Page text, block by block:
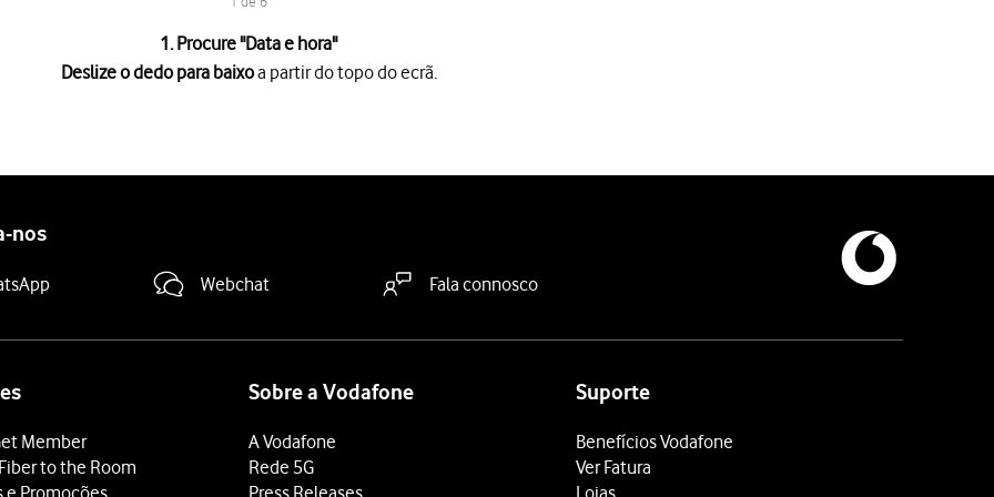
1. Procure "Data e hora"
Deslize o dedo para baixoa partir do topo do ecrã.
terminar e voltar ao ecrã inicial.
nos
Webchat Fala connosco
Member
to the Room
e Promoções
Sobre a Vodafone
A Vodafone
Rede 5G
Press Releases
Suporte
Benefícios Vodafone
Ver Fatura
Lojas